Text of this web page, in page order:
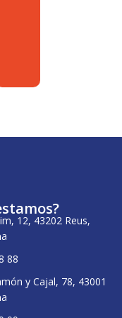
12, 43202 Reus,
88
y Cajal, 78, 43001